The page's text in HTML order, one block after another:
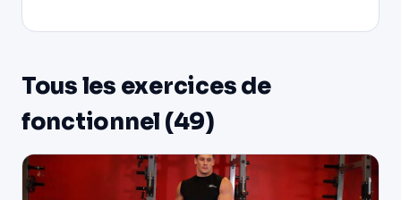
Tous les exercices de
fonctionnel (49)